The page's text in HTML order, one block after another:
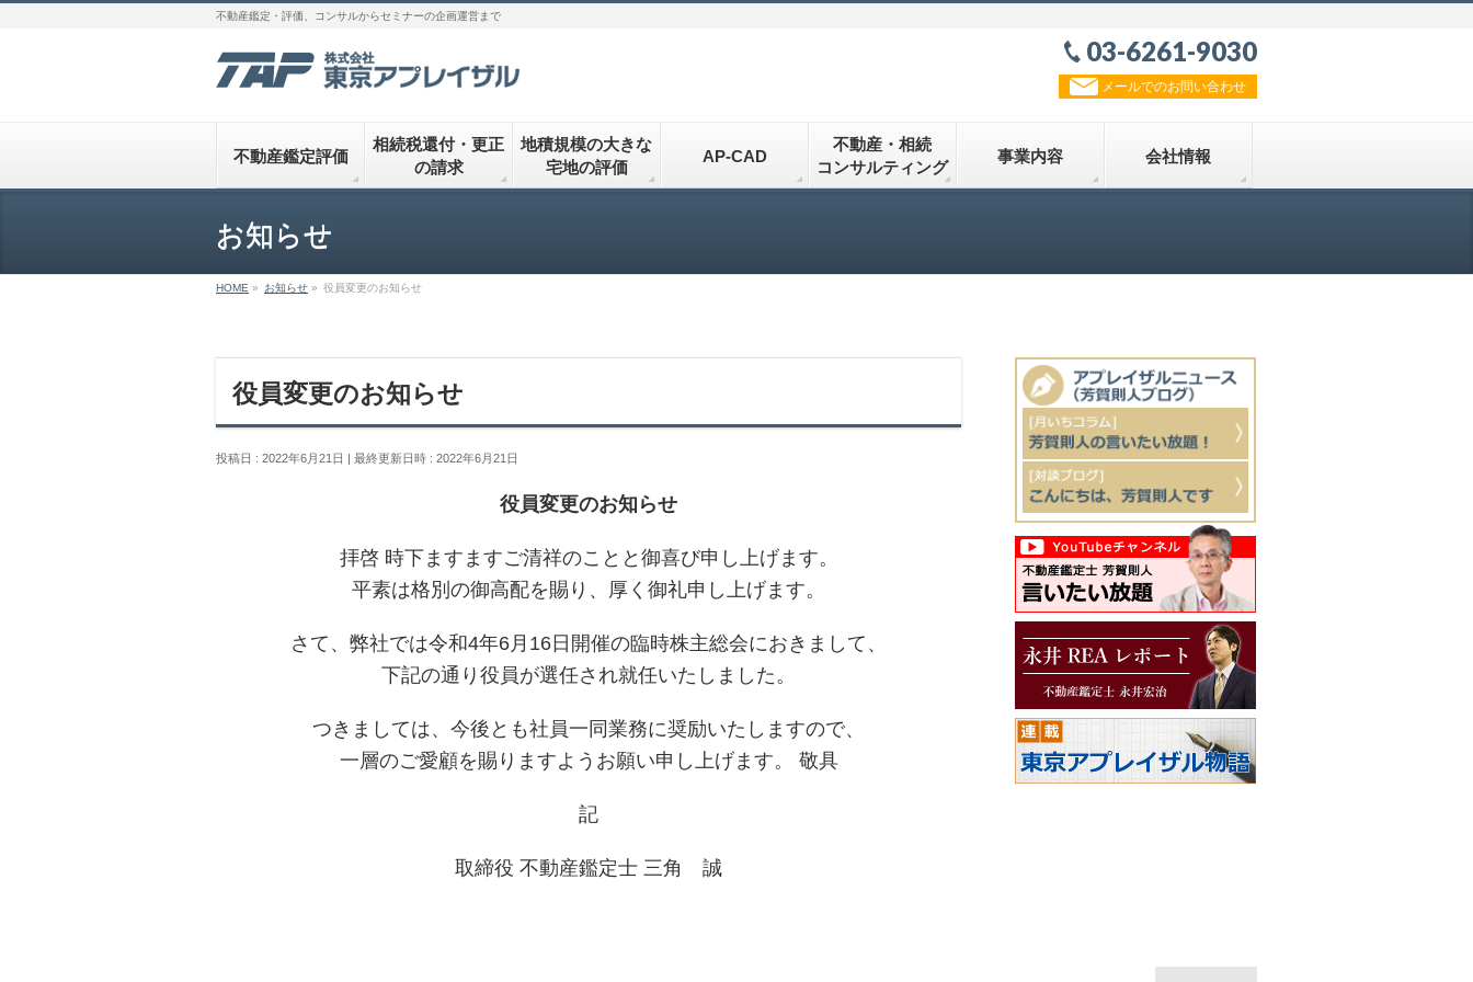
不動産鑑定・評価、コンサルからセミナーの企画運営まで
03-6261-9030
メールでのお問い合わせ
不動産鑑定評価
相続税還付・更正
の請求
地積規模の大きな
宅地の評価
AP-CAD
不動産・相続
コンサルティング
事業内容 会社情報
お知らせ
HOME » お知らせ » 役員変更のお知らせ
役員変更のお知らせ
投稿日 : 2022年6月21日 最終更新日時 : 2022年6月21日
役員変更のお知らせ
拝啓 時下ますますご清祥のことと御喜び申し上げます。
平素は格別の御高配を賜り、厚く御礼申し上げます。
さて、弊社では令和4年6月16日開催の臨時株主総会におきまして、
下記の通り役員が選任され就任いたしました。
つきましては、今後とも社員一同業務に奨励いたしますので、
一層のご愛顧を賜りますようお願い申し上げます。 敬具
記
取締役 不動産鑑定士 三角 誠